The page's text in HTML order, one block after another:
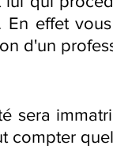
En effet
d'un
sera
compter